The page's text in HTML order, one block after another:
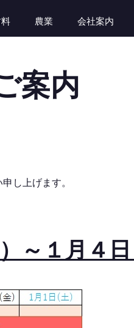
農業 会社案内
案内
し上げます。
～１月４日